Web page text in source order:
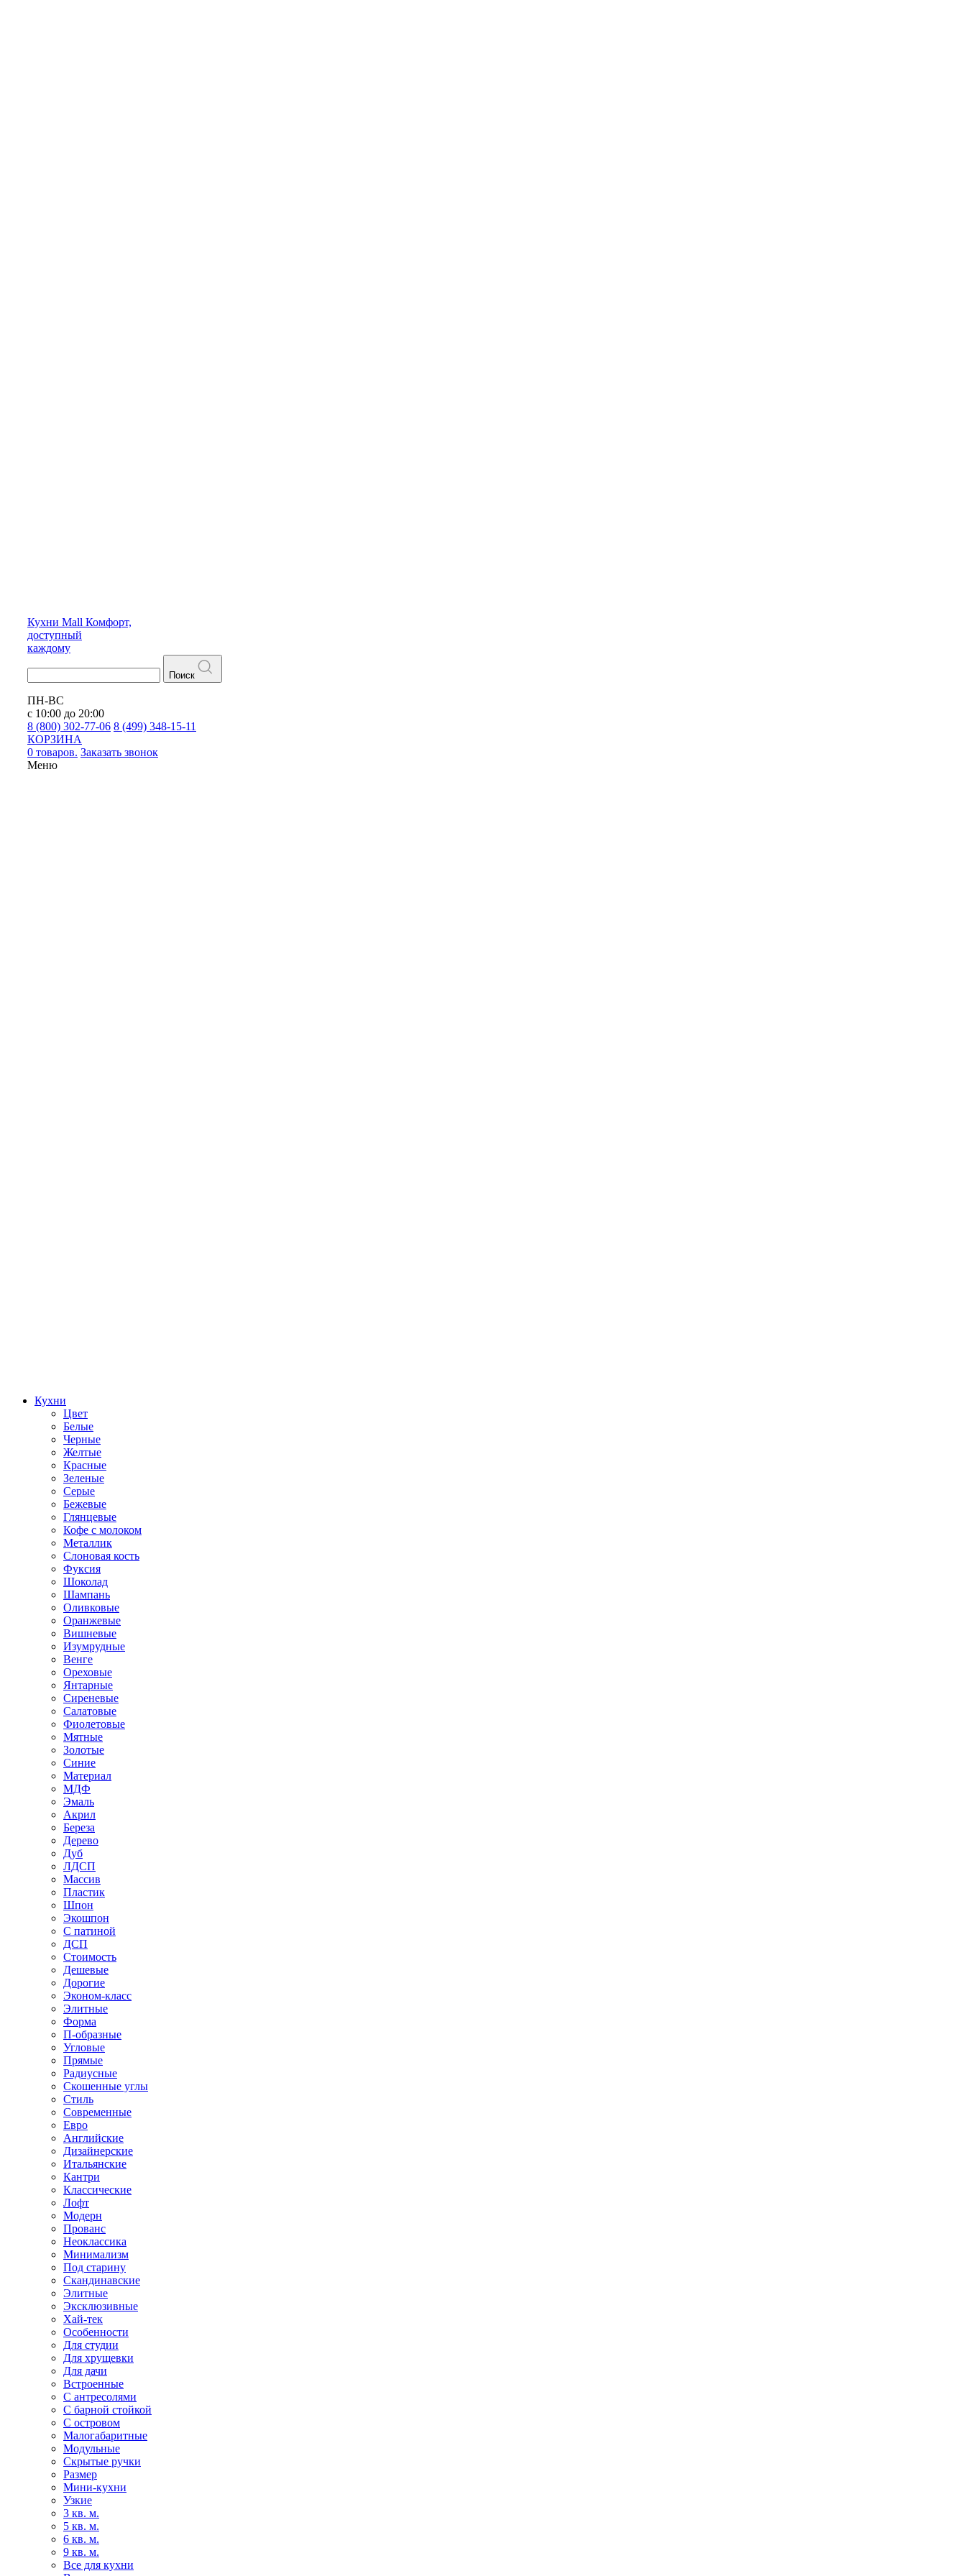
Кухни Mall Комфорт,
доступный
каждому
Поиск
ПН-ВС
с 10:00 до 20:00
8 (800) 302-77-06 8 (499) 348-15-11
КОРЗИНА
0 товаров. Заказать звонок
Меню
Кухни
Цвет
Белые
Черные
Желтые
Красные
Зеленые
Серые
Бежевые
Глянцевые
Кофе с молоком
Металлик
Слоновая кость
Фуксия
Шоколад
Шампань
Оливковые
Оранжевые
Вишневые
Изумрудные
Венге
Ореховые
Янтарные
Сиреневые
Салатовые
Фиолетовые
Мятные
Золотые
Синие
Материал
МДФ
Эмаль
Акрил
Береза
Дерево
Дуб
ЛДСП
Массив
Пластик
Шпон
Экошпон
С патиной
ДСП
Стоимость
Дешевые
Дорогие
Эконом-класс
Элитные
Форма
П-образные
Угловые
Прямые
Радиусные
Скошенные углы
Стиль
Современные
Евро
Английские
Дизайнерские
Итальянские
Кантри
Классические
Лофт
Модерн
Прованс
Неоклассика
Минимализм
Под старину
Скандинавские
Элитные
Эксклюзивные
Хай-тек
Особенности
Для студии
Для хрущевки
Для дачи
Встроенные
С антресолями
С барной стойкой
С островом
Малогабаритные
Модульные
Скрытые ручки
Размер
Мини-кухни
Узкие
3 кв. м.
5 кв. м.
6 кв. м.
9 кв. м.
Все для кухни